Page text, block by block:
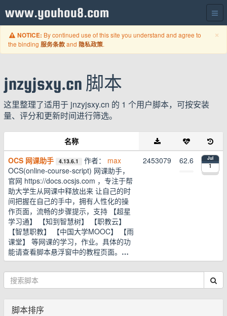
www.youhou8.com
×
NOTICE: By continued use of this site you understand and agree to
the binding 服务条款and 隐私政策.
jnzyjsxy.cn 脚本
这里整理了适用于 jnzyjsxy.cn 的 1 个用户脚本，可按安装
量、评分和更新时间进行筛选。
名称
OCS 网课助手
4.13.6.1 作者： max
OCS(online-course-script) 网课助手，
官网 https://docs.ocsjs.com ，专注于帮
助大学生从网课中释放出来 让自己的时
间把握在自己的手中，拥有人性化的操
作页面，流畅的步骤提示，支持 【超星
学习通】 【知到智慧树】 【职教云】
【智慧职教】 【中国大学MOOC】 【雨
课堂】 等网课的学习，作业。具体的功
能请查看脚本悬浮窗中的教程页面。 …
2453079 62.6 Jul
1
脚本排序